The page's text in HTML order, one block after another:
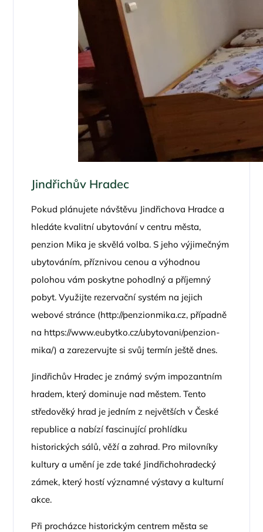
Jindřichův Hradec
Pokud plánujete návštěvu Jindřichova Hradce a
hledáte kvalitní ubytování v centru města,
penzion Mika je skvělá volba. S jeho výjimečným
ubytováním, příznivou cenou a výhodnou
polohou vám poskytne pohodlný a příjemný
pobyt. Využijte rezervační systém na jejich
webové stránce (http://penzionmika.cz, případně
na https://www.eubytko.cz/ubytovani/penzion-
mika/) a zarezervujte si svůj termín ještě dnes.
Jindřichův Hradec je známý svým impozantním
hradem, který dominuje nad městem. Tento
středověký hrad je jedním z největších v České
republice a nabízí fascinující prohlídku
historických sálů, věží a zahrad. Pro milovníky
kultury a umění je zde také Jindřichohradecký
zámek, který hostí významné výstavy a kulturní
akce.
Při procházce historickým centrem města se